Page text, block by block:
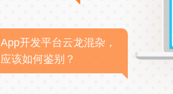
App开发平台云龙混杂，
应该如何鉴别？